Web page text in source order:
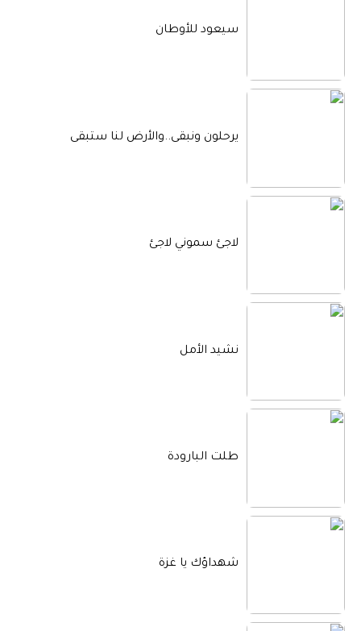
سيعود للأوطان
يرحلون ونبقى..والأرض لنا ستبقى
لاجئ سموني لاجئ
نشيد الأمل
طلت البارودة
شهداؤك يا غزة